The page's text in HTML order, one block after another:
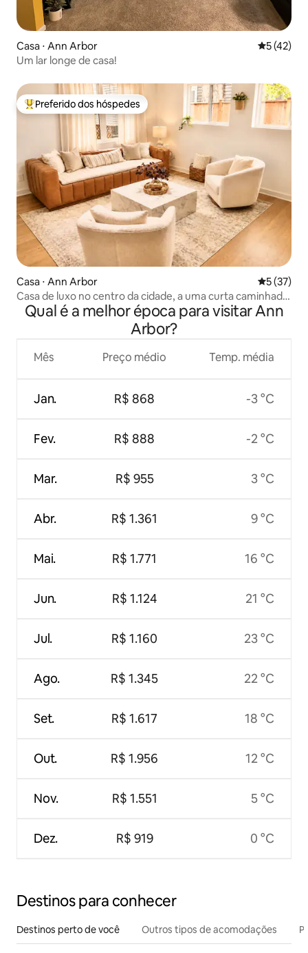
Casa ⋅ Ann Arbor 5 de uma
5 (42)
Um lar longe de casa!
Entre os melhores preferidos dos hóspedes
Preferido dos hóspedes
Casa ⋅ Ann Arbor 5 de uma
5 (37)
Casa de luxo no centro da cidade, a uma curta caminhada
da UMich
Qual é a melhor época para visitar Ann
Arbor?
Mês
Jan.
Fev.
Mar.
Abr.
Mai.
Jun.
Jul.
Ago.
Set.
Out.
Nov.
Dez.
Preço médio
R$ 868
R$ 888
R$ 955
R$ 1.361
R$ 1.771
R$ 1.124
R$ 1.160
R$ 1.345
R$ 1.617
R$ 1.956
R$ 1.551
R$ 919
Temp. média
-3 °C
-2 °C
3 °C
9 °C
16 °C
21 °C
23 °C
22 °C
18 °C
12 °C
5 °C
0 °C
Destinos para conhecer
Destinos perto de você Outros tipos de acomodações